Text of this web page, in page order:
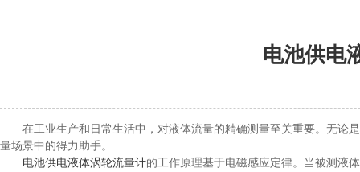
电池供电
在工业生产和日常生活中，对液体流量的精确测量至关重要。无论
量场景中的得力助手。
电池供电液体涡轮流量计的工作原理基于电磁感应定律。当被测液